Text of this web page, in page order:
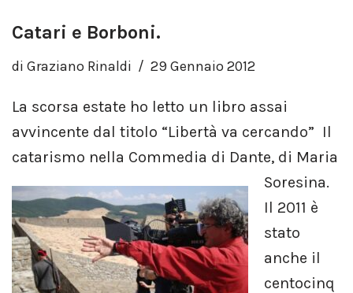
Catari e Borboni.
di Graziano Rinaldi 29 Gennaio 2012
La scorsa estate ho letto un libro assai
avvincente dal titolo “Libertà va cercando” Il
catarismo nella Commedia di Dante, di Maria
Soresina.
Il 2011 è
stato
anche il
centocinq